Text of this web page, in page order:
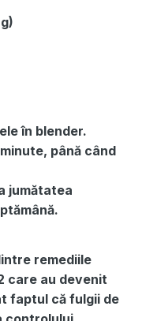
în blender.
până când
jumătatea
remediile
care au devenit
faptul că fulgii de